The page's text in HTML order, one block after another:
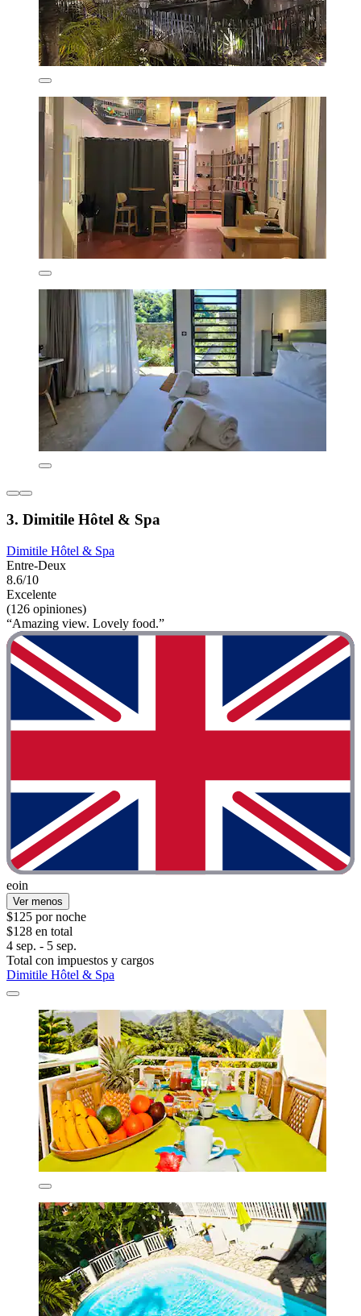
3. Dimitile Hôtel & Spa
Dimitile Hôtel & Spa
Entre-Deux
8.6/10
Excelente
(126 opiniones)
“Amazing view. Lovely food.”
eoin
Ver menos
$125 por noche
$128 en total
4 sep. - 5 sep.
Total con impuestos y cargos
Dimitile Hôtel & Spa